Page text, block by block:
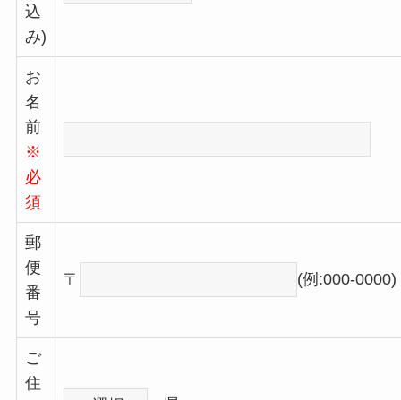
込
み)
お
名
前
※
必
須
郵
便
番
号
〒 (例:000-0000)
ご
住